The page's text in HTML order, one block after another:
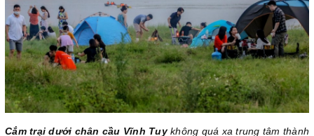
Cắm trại dưới chân cầu Vĩnh Tuykhông quá xa trung tâm thành